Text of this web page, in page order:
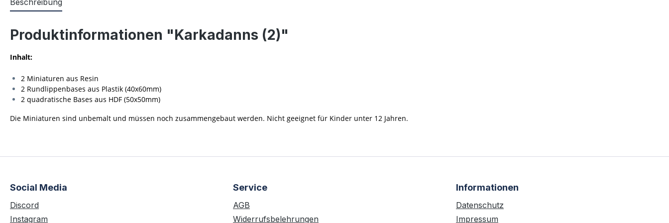
Beschreibung
Produktinformationen "Karkadanns (2)"
Inhalt:
2 Miniaturen aus Resin
2 Rundlippenbases aus Plastik (40x60mm)
2 quadratische Bases aus HDF (50x50mm)
Die Miniaturen sind unbemalt und müssen noch zusammengebaut werden. Nicht geeignet für Kinder unter 12 Jahren.
Social Media
Discord
Instagram
Service
AGB
Widerrufsbelehrungen
Informationen
Datenschutz
Impressum